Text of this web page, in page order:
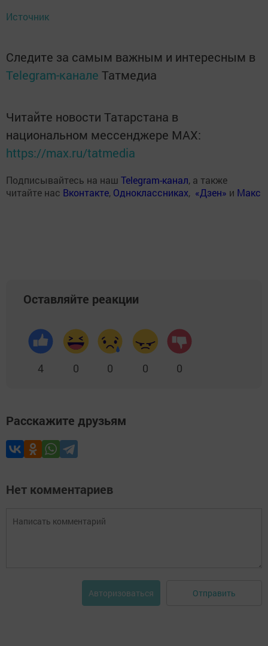
Источник
Следите за самым важным и интересным в
Telegram-канале Татмедиа
Читайте новости Татарстана в
национальном мессенджере MАХ:
https://max.ru/tatmedia
Подписывайтесь на наш Telegram-канал, а также
читайте нас Вконтакте, Одноклассниках, «Дзен» и Макс
Оставляйте реакции
4 0 0 0 0
Расскажите друзьям
Нет комментариев
Авторизоваться Отправить